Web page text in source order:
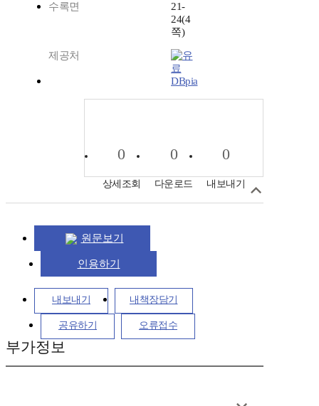
수록면
21-
24(4
쪽)
제공처
DBpia
0
상세조회
0
다운로드
0
내보내기
원문보기
인용하기
내보내기 내책장담기
공유하기 오류접수
부가정보